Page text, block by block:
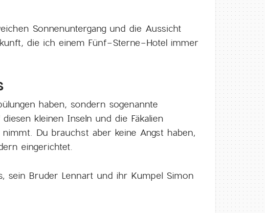
Sonnenuntergang und die Aussicht
die ich einem Fünf-Sterne-Hotel immer
haben, sondern sogenannte
kleinen Inseln und die Fäkalien
Du brauchst aber keine Angst haben,
eingerichtet.
sein Bruder Lennart und ihr Kumpel Simon